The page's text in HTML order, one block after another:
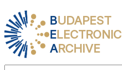
BUDAPEST
ELECTRONIC
ARCHIVE